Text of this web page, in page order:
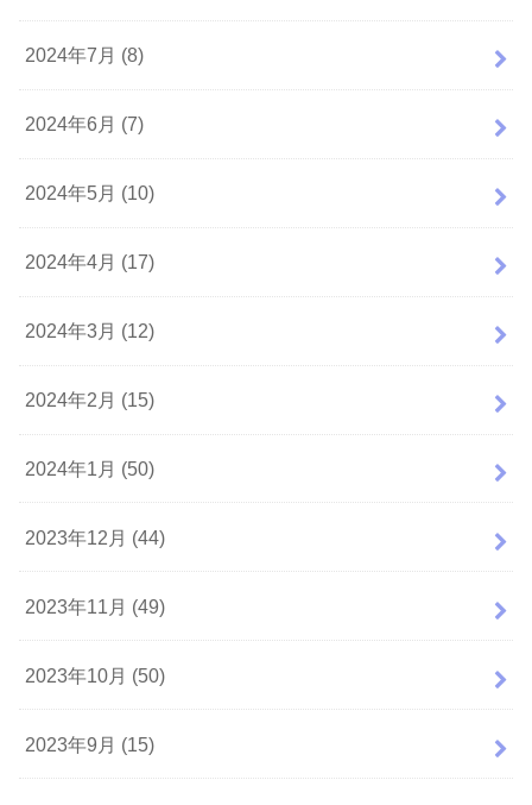
2024年7月 (8)
2024年6月 (7)
2024年5月 (10)
2024年4月 (17)
2024年3月 (12)
2024年2月 (15)
2024年1月 (50)
2023年12月 (44)
2023年11月 (49)
2023年10月 (50)
2023年9月 (15)